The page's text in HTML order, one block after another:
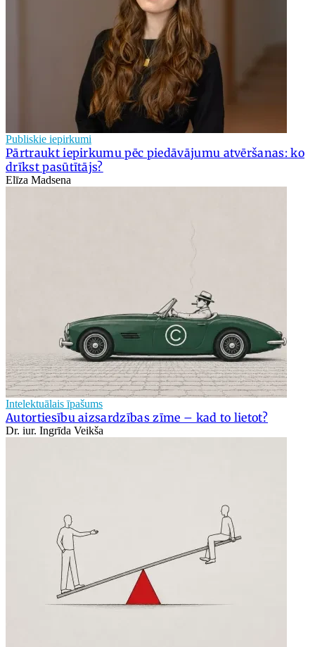
Publiskie iepirkumi
Pārtraukt iepirkumu pēc piedāvājumu atvēršanas: ko
drīkst pasūtītājs?
Elīza Madsena
Intelektuālais īpašums
Autortiesību aizsardzības zīme – kad to lietot?
Dr. iur. Ingrīda Veikša